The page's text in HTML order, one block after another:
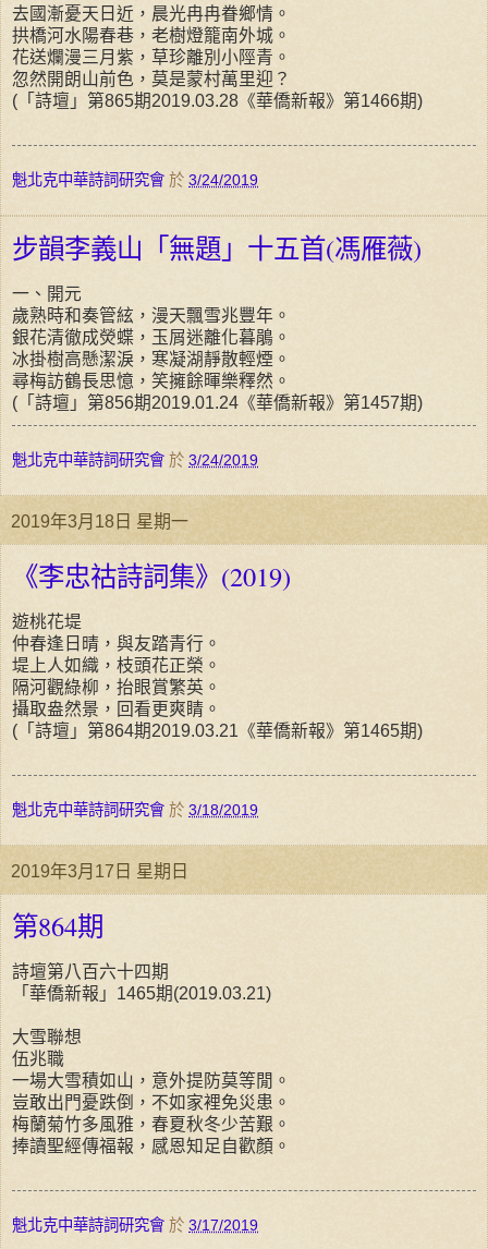
去國漸憂天日近，晨光冉冉眷鄉情。
拱橋河水陽春巷，老樹燈籠南外城。
花送爛漫三月紫，草珍離別小陘青。
忽然開朗山前色，莫是蒙村萬里迎？
(「詩壇」第865期2019.03.28《華僑新報》第1466期)
魁北克中華詩詞研究會 於 3/24/2019
步韻李義山「無題」十五首(馮雁薇)
一、開元
歲熟時和奏管絃，漫天飄雪兆豐年。
銀花清徹成熒蝶，玉屑迷離化暮鵑。
冰掛樹高懸潔淚，寒凝湖靜散輕煙。
尋梅訪鶴長思憶，笑擁餘暉樂釋然。
(「詩壇」第856期2019.01.24《華僑新報》第1457期)
魁北克中華詩詞研究會 於 3/24/2019
2019年3月18日 星期一
《李忠祜詩詞集》(2019)
遊桃花堤
仲春逢日晴，與友踏青行。
堤上人如織，枝頭花正榮。
隔河觀綠柳，抬眼賞繁英。
攝取盎然景，回看更爽睛。
(「詩壇」第864期2019.03.21《華僑新報》第1465期)
魁北克中華詩詞研究會 於 3/18/2019
2019年3月17日 星期日
第864期
詩壇第八百六十四期
「華僑新報」1465期(2019.03.21)
大雪聯想
伍兆職
一場大雪積如山，意外提防莫等閒。
豈敢出門憂跌倒，不如家裡免災患。
梅蘭菊竹多風雅，春夏秋冬少苦艱。
捧讀聖經傳福報，感恩知足自歡顏。
魁北克中華詩詞研究會 於 3/17/2019